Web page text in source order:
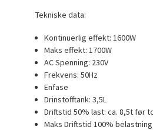
Tekniske data:
Kontinuerlig effekt: 1600W
Maks effekt: 1700W
AC Spenning: 230V
Frekvens: 50Hz
Enfase
Drinstofftank: 3,5L
Driftstid 50% last: ca. 8,5t før
Maks Driftstid 100%